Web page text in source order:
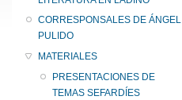
CORRESPONSALES DE ÁNGEL
PULIDO
MATERIALES
PRESENTACIONES DE
TEMAS SEFARDÍES